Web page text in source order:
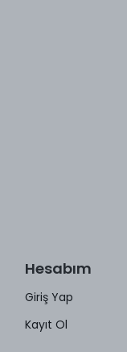
Hesabım
Giriş Yap
Kayıt Ol